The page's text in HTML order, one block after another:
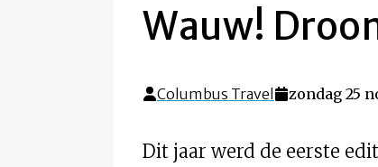
Wauw!
Columbus Travel zondag 25
Dit jaar werd de eerste